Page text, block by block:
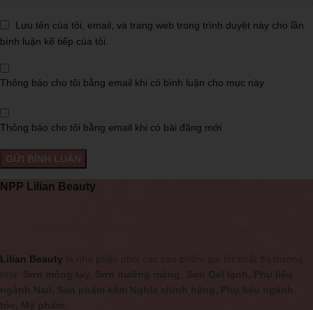
Lưu tên của tôi, email, và trang web trong trình duyệt này cho lần
bình luận kế tiếp của tôi.
Thông báo cho tôi bằng email khi có bình luận cho mục này
Thông báo cho tôi bằng email khi có bài đăng mới
NPP Lilian Beauty
Lilian Beauty là nhà phân phối các sản phẩm giá tốt nhất thị trường
như: Sơn móng tay, Sơn dưỡng móng, Sơn Gel lạnh, Phụ liệu
ngành Nail, Sản phẩm kềm Nghĩa chính hãng, Phụ liệu ngành
tóc, Mỹ phẩm